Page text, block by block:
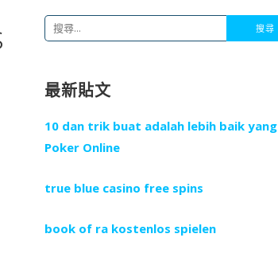
搜
鍵
最新貼文
10 dan trik buat adalah lebih baik yang
Poker Online
true blue casino free spins
book of ra kostenlos spielen